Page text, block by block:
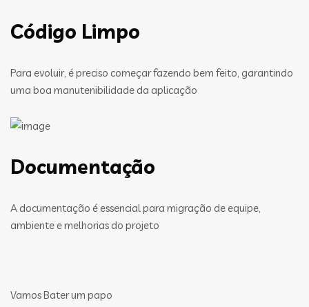
Código Limpo
Para evoluir, é preciso começar fazendo bem feito, garantindo
uma boa manutenibilidade da aplicação
Documentação
A documentação é essencial para migração de equipe,
ambiente e melhorias do projeto
Vamos Bater um papo